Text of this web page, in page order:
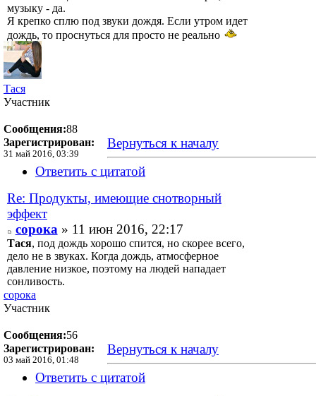
музыку - да.
Я крепко сплю под звуки дождя. Если утром идет
дождь, то проснуться для просто не реально
Тася
Участник
Сообщения:88
Зарегистрирован:
31 май 2016, 03:39
Вернуться к началу
Ответить с цитатой
Re: Продукты, имеющие снотворный
эффект
сорока» 11 июн 2016, 22:17
Тася, под дождь хорошо спится, но скорее всего,
дело не в звуках. Когда дождь, атмосферное
давление низкое, поэтому на людей нападает
сонливость.
сорока
Участник
Сообщения:56
Зарегистрирован:
03 май 2016, 01:48
Вернуться к началу
Ответить с цитатой